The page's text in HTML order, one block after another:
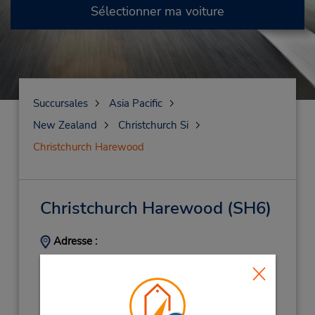
Sélectionner ma voiture
Succursales
Asia Pacific
New Zealand
Christchurch Si
Christchurch Harewood
Christchurch Harewood (SH6)
Adresse :
78 Orchard Road,
8053, New Zealand